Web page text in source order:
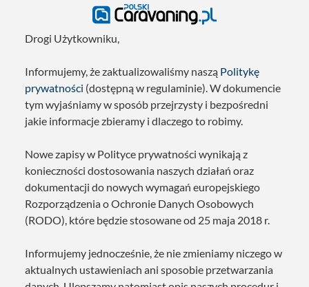
Drogi Użytkowniku,
Informujemy, że zaktualizowaliśmy naszą Politykę
prywatności (dostępną w regulaminie). W dokumencie
tym wyjaśniamy w sposób przejrzysty i bezpośredni
jakie informacje zbieramy i dlaczego to robimy.
Nowe zapisy w Polityce prywatności wynikają z
konieczności dostosowania naszych działań oraz
dokumentacji do nowych wymagań europejskiego
Rozporządzenia o Ochronie Danych Osobowych
(RODO), które będzie stosowane od 25 maja 2018 r.
Informujemy jednocześnie, że nie zmieniamy niczego w
aktualnych ustawieniach ani sposobie przetwarzania